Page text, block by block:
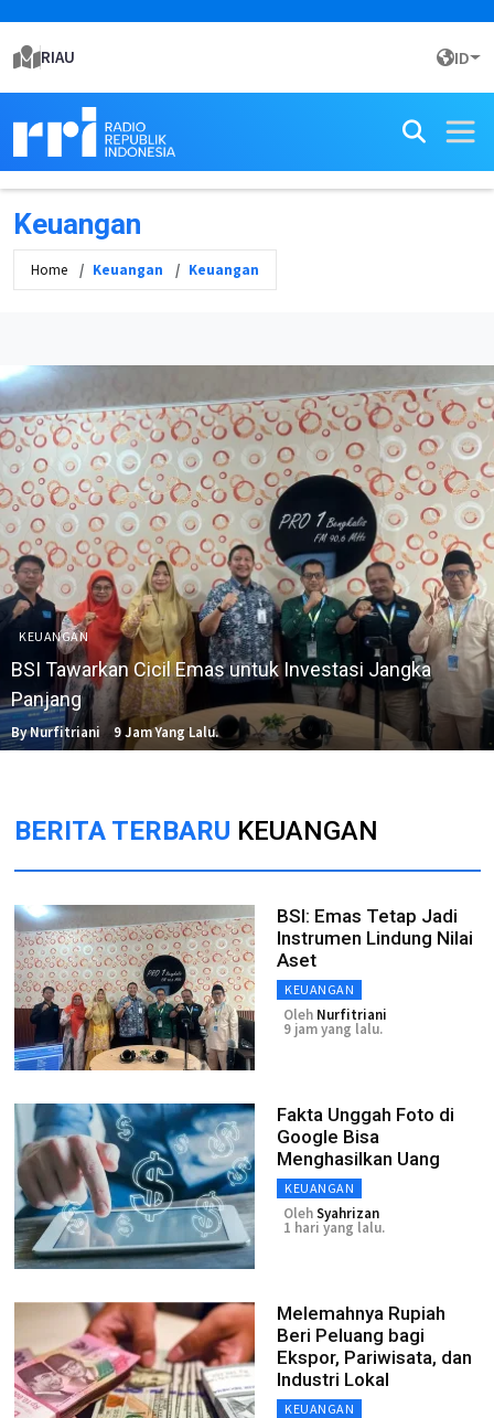
RIAU ID
Keuangan
Home Keuangan Keuangan
KEUANGAN
BSI Tawarkan Cicil Emas untuk Investasi Jangka
Panjang
By Nurfitriani 9 Jam Yang Lalu.
BERITA TERBARU KEUANGAN
BSI: Emas Tetap Jadi
Instrumen Lindung Nilai
Aset
KEUANGAN
Oleh Nurfitriani
9 jam yang lalu.
Fakta Unggah Foto di
Google Bisa
Menghasilkan Uang
KEUANGAN
OlehSyahrizan
1 hari yang lalu.
Melemahnya Rupiah
Beri Peluang bagi
Ekspor, Pariwisata, dan
Industri Lokal
KEUANGAN